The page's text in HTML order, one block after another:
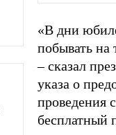
«В дни
побывать на
– сказал
указа о
проведения
бесплатный